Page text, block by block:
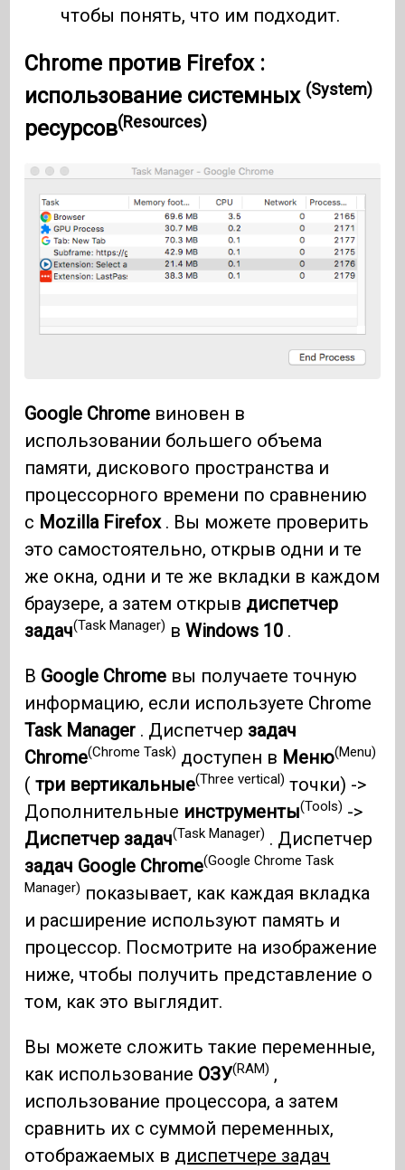
чтобы понять, что им подходит.
Chrome против Firefox:
использование системных (System)
ресурсов(Resources)
Google Chrome виновен в
использовании большего объема
памяти, дискового пространства и
процессорного времени по сравнению
с Mozilla Firefox. Вы можете проверить
это самостоятельно, открыв одни и те
же окна, одни и те же вкладки в каждом
браузере, а затем открыв диспетчер
задач(Task Manager) вWindows 10 .
В Google Chrome вы получаете точную
информацию, если используете Chrome
Task Manager . Диспетчер задач
Chrome(Chrome Task) доступен в Меню(Menu)
(три вертикальные(Three vertical) точки) ->
Дополнительные инструменты(Tools) ->
Диспетчер задач(Task Manager) . Диспетчер
задач Google Chrome(Google Chrome Task
Manager) показывает, как каждая вкладка
и расширение используют память и
процессор. Посмотрите на изображение
ниже, чтобы получить представление о
том, как это выглядит.
Вы можете сложить такие переменные,
как использование ОЗУ(RAM) ,
использование процессора, а затем
сравнить их с суммой переменных,
отображаемых в диспетчере задач